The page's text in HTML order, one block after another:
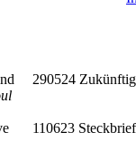
290524
110623